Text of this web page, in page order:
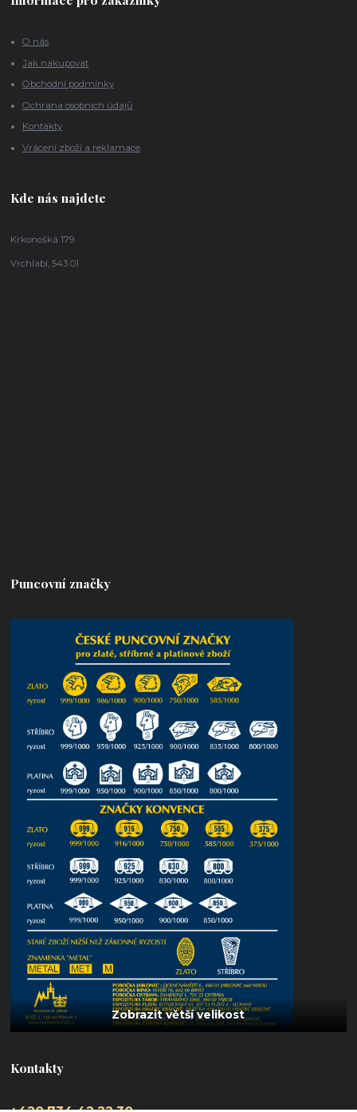
O nás
Jak nakupovat
Obchodní podmínky
Ochrana osobních údajů
Kontakty
Vrácení zboží a reklamace
Kde nás najdete
Krkonošká 179
Vrchlabí, 543 01
Puncovní značky
Kontakty